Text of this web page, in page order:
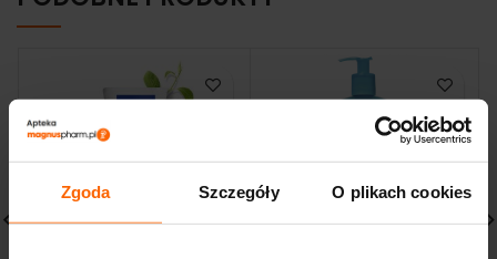
Zgoda Szczegóły O plikach cookies